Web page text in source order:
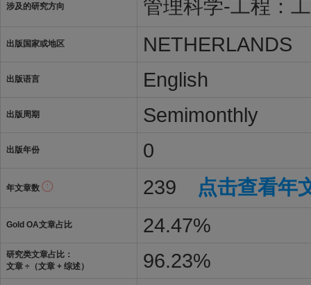
涉及的研究方向 管理科学-工程：
出版国家或地区 NETHERLANDS
出版语言 English
出版周期 Semimonthly
出版年份 0
年文章数 239 点击查看年
Gold OA文章占比 24.47%
研究类文章占比：
文章 ÷（文章 + 综述）
96.23%